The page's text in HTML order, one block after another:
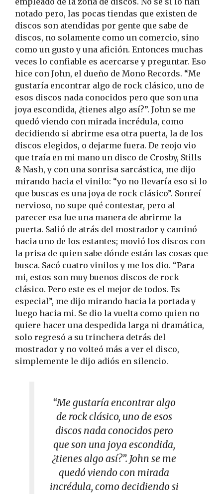
notado pero, las pocas tiendas que existen de
discos son atendidas por gente que sabe de
discos, no solamente como un comercio, sino
como un gusto y una afición. Entonces muchas
veces lo confiable es acercarse y preguntar. Eso
hice con John, el dueño de Mono Records. “Me
gustaría encontrar algo de rock clásico, uno de
esos discos nada conocidos pero que son una
joya escondida, ¿tienes algo así?”. John se me
quedó viendo con mirada incrédula, como
decidiendo si abrirme esa otra puerta, la de los
discos elegidos, o dejarme fuera. De reojo vio
que traía en mi mano un disco de Crosby, Stills
& Nash, y con una sonrisa sarcástica, me dijo
mirando hacia el vinilo: “yo no llevaría eso si lo
que buscas es una joya de rock clásico”. Sonreí
nervioso, no supe qué contestar, pero al
parecer esa fue una manera de abrirme la
puerta. Salió de atrás del mostrador y caminó
hacia uno de los estantes; movió los discos con
la prisa de quien sabe dónde están las cosas que
busca. Sacó cuatro vinilos y me los dio. “Para
mi, estos son muy buenos discos de rock
clásico. Pero este es el mejor de todos. Es
especial”, me dijo mirando hacia la portada y
luego hacia mi. Se dio la vuelta como quien no
quiere hacer una despedida larga ni dramática,
solo regresó a su trinchera detrás del
mostrador y no volteó más a ver el disco,
simplemente le dijo adiós en silencio.
“Me gustaría encontrar algo
de rock clásico, uno de esos
discos nada conocidos pero
que son una joya escondida,
¿tienes algo así?”. John se me
quedó viendo con mirada
incrédula, como decidiendo si